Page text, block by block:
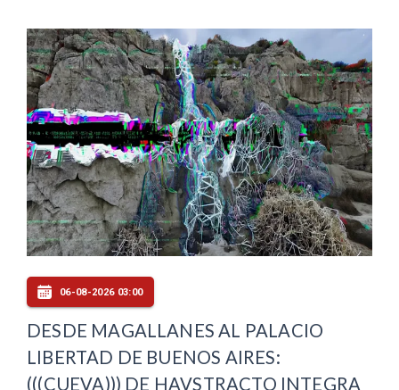
06-08-2026 03:00
DESDE MAGALLANES AL PALACIO
LIBERTAD DE BUENOS AIRES:
(((CUEVA))) DE HAVSTRACTO INTEGRA